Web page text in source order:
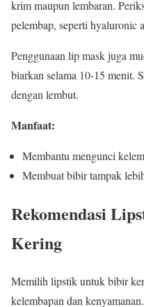
krim maupun lembaran.
pelembap, seperti hyaluronic
Penggunaan lip mask juga
biarkan selama 10-15 menit.
dengan lembut.
Manfaat:
Membantu mengunci
Membuat bibir tampak
Rekomendasi
Kering
Memilih lipstik untuk bibir
kelembapan dan